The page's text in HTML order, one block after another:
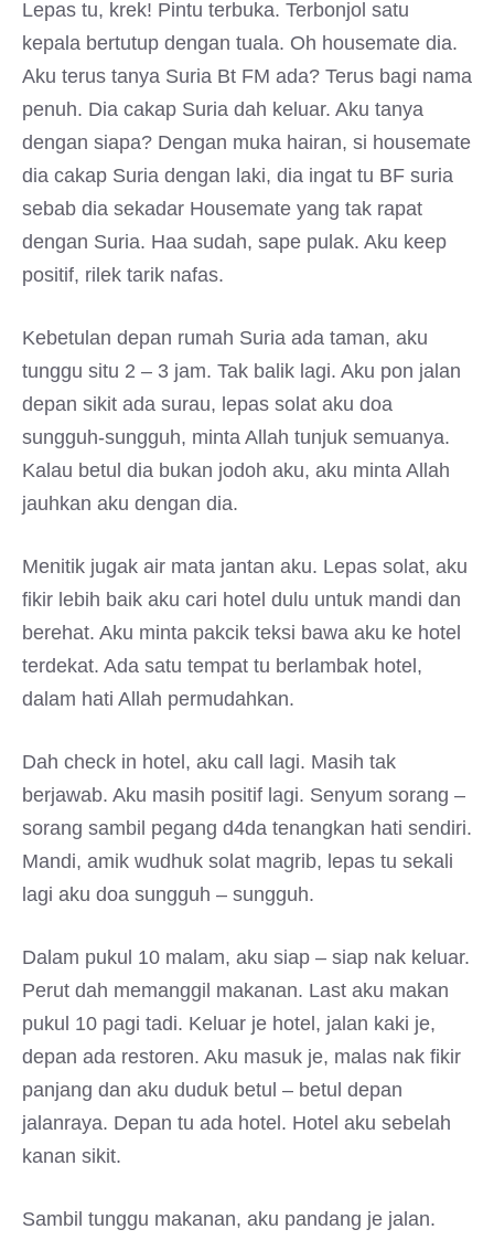
Lepas tu, krek! Pintu terbuka. Terbonjol satu
kepala bertutup dengan tuala. Oh housemate dia.
Aku terus tanya Suria Bt FM ada? Terus bagi nama
penuh. Dia cakap Suria dah keluar. Aku tanya
dengan siapa? Dengan muka hairan, si housemate
dia cakap Suria dengan laki, dia ingat tu BF suria
sebab dia sekadar Housemate yang tak rapat
dengan Suria. Haa sudah, sape pulak. Aku keep
positif, rilek tarik nafas.
Kebetulan depan rumah Suria ada taman, aku
tunggu situ 2 – 3 jam. Tak balik lagi. Aku pon jalan
depan sikit ada surau, lepas solat aku doa
sungguh-sungguh, minta Allah tunjuk semuanya.
Kalau betul dia bukan jodoh aku, aku minta Allah
jauhkan aku dengan dia.
Menitik jugak air mata jantan aku. Lepas solat, aku
fikir lebih baik aku cari hotel dulu untuk mandi dan
berehat. Aku minta pakcik teksi bawa aku ke hotel
terdekat. Ada satu tempat tu berlambak hotel,
dalam hati Allah permudahkan.
Dah check in hotel, aku call lagi. Masih tak
berjawab. Aku masih positif lagi. Senyum sorang –
sorang sambil pegang d4da tenangkan hati sendiri.
Mandi, amik wudhuk solat magrib, lepas tu sekali
lagi aku doa sungguh – sungguh.
Dalam pukul 10 malam, aku siap – siap nak keluar.
Perut dah memanggil makanan. Last aku makan
pukul 10 pagi tadi. Keluar je hotel, jalan kaki je,
depan ada restoren. Aku masuk je, malas nak fikir
panjang dan aku duduk betul – betul depan
jalanraya. Depan tu ada hotel. Hotel aku sebelah
kanan sikit.
Sambil tunggu makanan, aku pandang je jalan.